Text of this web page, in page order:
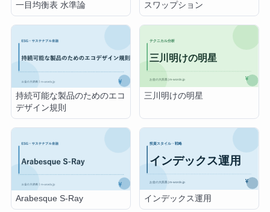
一目均衡表 水準論 スワップション
持続可能な製品のためのエコ
デザイン規則
三川明けの明星
Arabesque S-Ray インデックス運用